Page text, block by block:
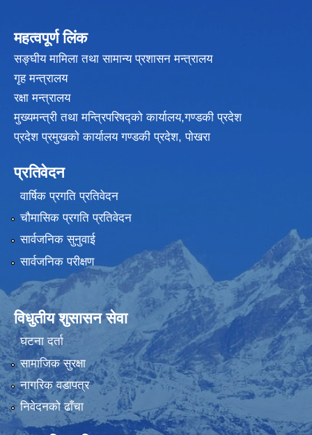
महत्वपूर्ण लिंक
सङ्घीय मामिला तथा सामान्य प्रशासन मन्त्रालय
गृह मन्त्रालय
रक्षा मन्त्रालय
मुख्यमन्त्री तथा मन्त्रिपरिषद्को कार्यालय,गण्डकी प्रदेश
प्रदेश प्रमुखकाे कार्यालय गण्डकी प्रदेश, पाेखरा
प्रतिवेदन
वार्षिक प्रगति प्रतिवेदन
चौमासिक प्रगति प्रतिवेदन
सार्वजनिक सुनुवाई
सार्वजनिक परीक्षण
विधुतीय शुसासन सेवा
घटना दर्ता
सामाजिक सुरक्षा
नागरिक वडापत्र
निवेदनको ढाँचा